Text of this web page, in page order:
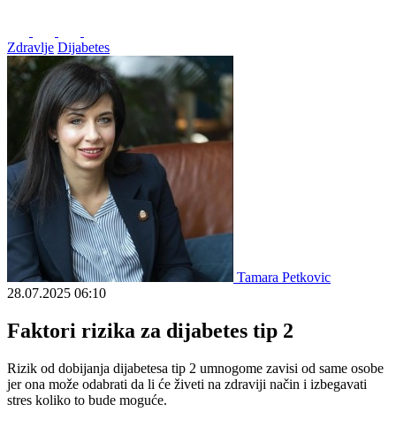
Zdravlje Dijabetes
Tamara Petkovic
28.07.2025 06:10
Faktori rizika za dijabetes tip 2
Rizik od dobijanja dijabetesa tip 2 umnogome zavisi od same osobe
jer ona može odabrati da li će živeti na zdraviji način i izbegavati
stres koliko to bude moguće.